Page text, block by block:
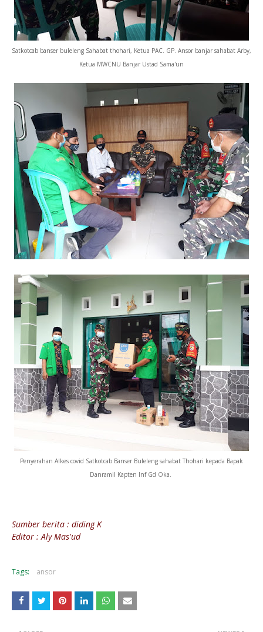
Satkotcab banser buleleng Sahabat thohari, Ketua PAC. GP. Ansor banjar sahabat Arby,
Ketua MWCNU Banjar Ustad Sama'un
Penyerahan Alkes covid Satkotcab Banser Buleleng sahabat Thohari kepada Bapak
Danramil Kapten Inf Gd Oka.
Sumber berita : diding K
Editor : Aly Mas'ud
Tags: ansor